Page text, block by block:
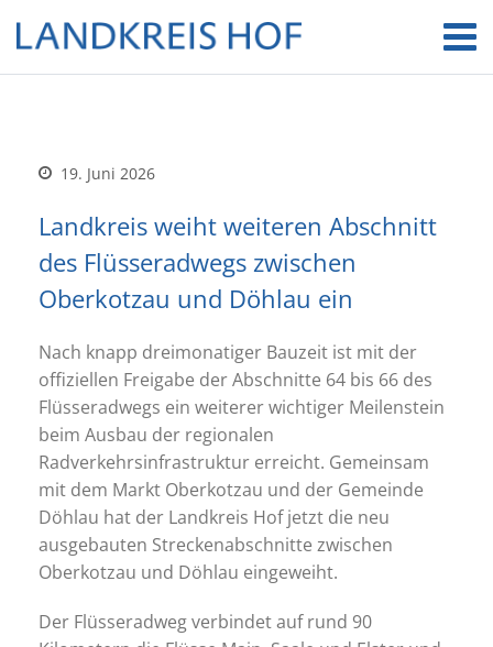
19. Juni 2026
Landkreis weiht weiteren Abschnitt
des Flüsseradwegs zwischen
Oberkotzau und Döhlau ein
Nach knapp dreimonatiger Bauzeit ist mit der
offiziellen Freigabe der Abschnitte 64 bis 66 des
Flüsseradwegs ein weiterer wichtiger Meilenstein
beim Ausbau der regionalen
Radverkehrsinfrastruktur erreicht. Gemeinsam
mit dem Markt Oberkotzau und der Gemeinde
Döhlau hat der Landkreis Hof jetzt die neu
ausgebauten Streckenabschnitte zwischen
Oberkotzau und Döhlau eingeweiht.
Der Flüsseradweg verbindet auf rund 90